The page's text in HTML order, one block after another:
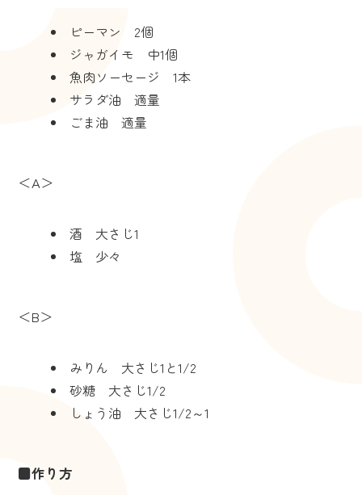
ピーマン 2個
ジャガイモ 中1個
魚肉ソーセージ 1本
サラダ油 適量
ごま油 適量
＜A＞
酒 大さじ1
塩 少々
＜B＞
みりん 大さじ1と1/2
砂糖 大さじ1/2
しょう油 大さじ1/2～1
■作り方